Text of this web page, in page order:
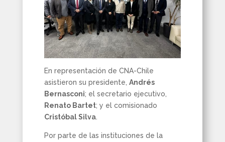
En representación de CNA-Chile
asistieron su presidente, Andrés
Bernasconi; el secretario ejecutivo,
Renato Bartet; y el comisionado
Cristóbal Silva.
Por parte de las instituciones de la